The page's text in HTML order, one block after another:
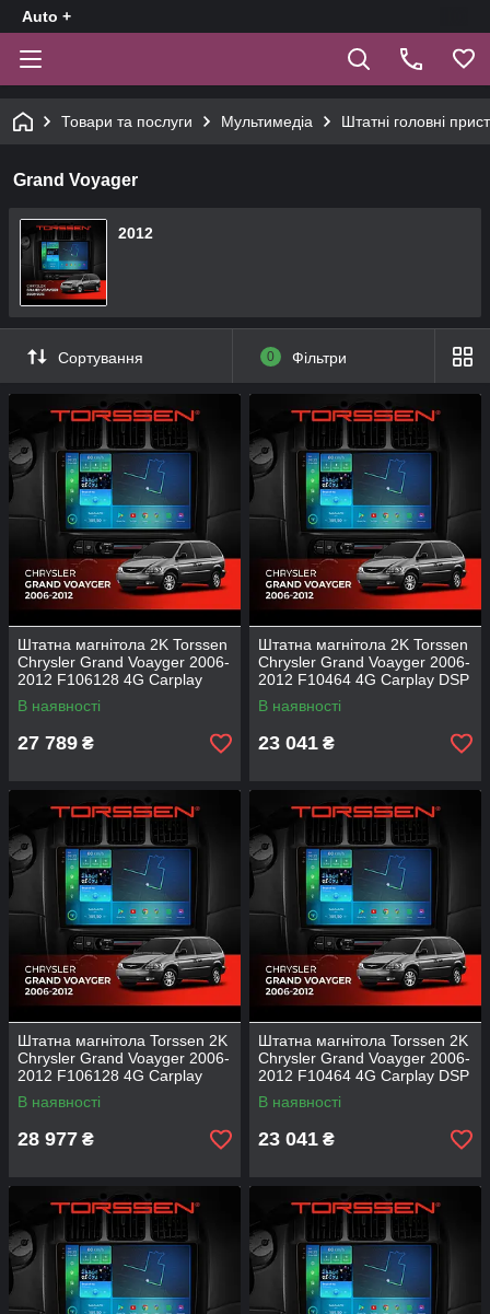
Auto +
Товари та послуги Мультимедіа Штатні головні
Grand Voyager
2012
Сортування 0 Фільтри
Штатна магнітола 2K Torssen
Chrysler Grand Voayger 2006-
2012 F106128 4G Carplay
DSP
В наявності
27 789 ₴
Штатна магнітола 2K Torssen
Chrysler Grand Voayger 2006-
2012 F10464 4G Carplay DSP
В наявності
23 041 ₴
Штатна магнітола Torssen 2K
Chrysler Grand Voayger 2006-
2012 F106128 4G Carplay
DSP
В наявності
28 977 ₴
Штатна магнітола Torssen 2K
Chrysler Grand Voayger 2006-
2012 F10464 4G Carplay DSP
В наявності
23 041 ₴